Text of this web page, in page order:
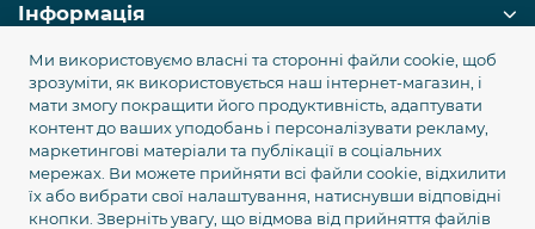
Інформація
Служба підтримки
Популярні категорії
Наші контакти
Ми використовуємо власні та сторонні файли cookie, щоб
зрозуміти, як використовується наш інтернет-магазин, і
мати змогу покращити його продуктивність, адаптувати
контент до ваших уподобань і персоналізувати рекламу,
маркетингові матеріали та публікації в соціальних
мережах. Ви можете прийняти всі файли cookie, відхилити
їх або вибрати свої налаштування, натиснувши відповідні
кнопки. Зверніть увагу, що відмова від прийняття файлів